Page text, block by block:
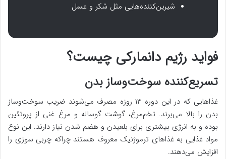
شیرین‌کننده‌هایی مثل شکر و عسل
فواید رژیم دانمارکی چیست؟
تسریع‌کننده سوخت‌وساز بدن
غذاهایی که در این دوره ۱۳ روزه مصرف می‌شوند ضریب سوخت‌وساز
بدن را بالا می‌برند. تخم‌مرغ، گوشت گوساله و مرغ غنی از پروتئین
بوده و به انرژی بیشتری برای بلعیدن و هضم شدن نیاز دارند. این نوع
مواد غذایی به غذاهای ترموژنیک معروف هستند چراکه چربی سوزی را
افزایش می‌دهند.